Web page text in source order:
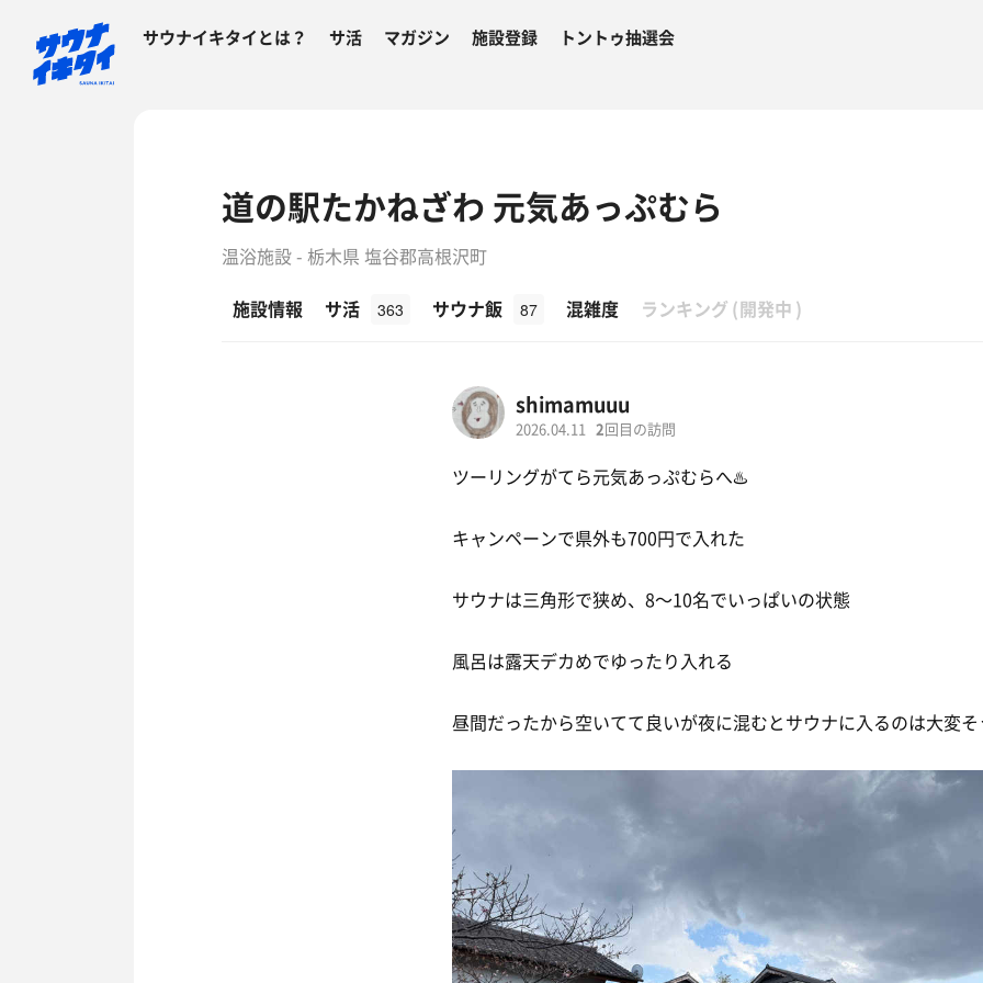
サウナイキタイとは？ サ活 マガジン 施設登録 トントゥ抽選会
道の駅たかねざわ 元気あっぷむら
温浴施設 - 栃木県 塩谷郡高根沢町
施設情報
サ活 363 サウナ飯 87 混雑度 ランキング (開発中 )
shimamuuu
2026.04.11 2回目の訪問
ツーリングがてら元気あっぷむらへ♨️
キャンペーンで県外も700円で入れた
サウナは三角形で狭め、8〜10名でいっぱいの状態
風呂は露天デカめでゆったり入れる
昼間だったから空いてて良いが夜に混むとサウナに入るのは大変